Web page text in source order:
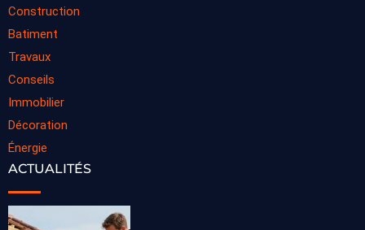
Construction
Batiment
Travaux
Conseils
Immobilier
Décoration
Énergie
ACTUALITÉS